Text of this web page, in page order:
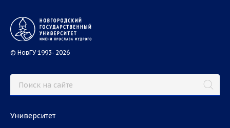
© НовГУ 1993- 2026
Университет